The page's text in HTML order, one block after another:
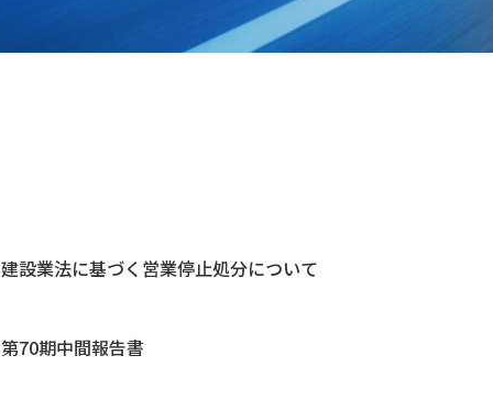
建設業法に基づく営業停止処分について
第70期中間報告書